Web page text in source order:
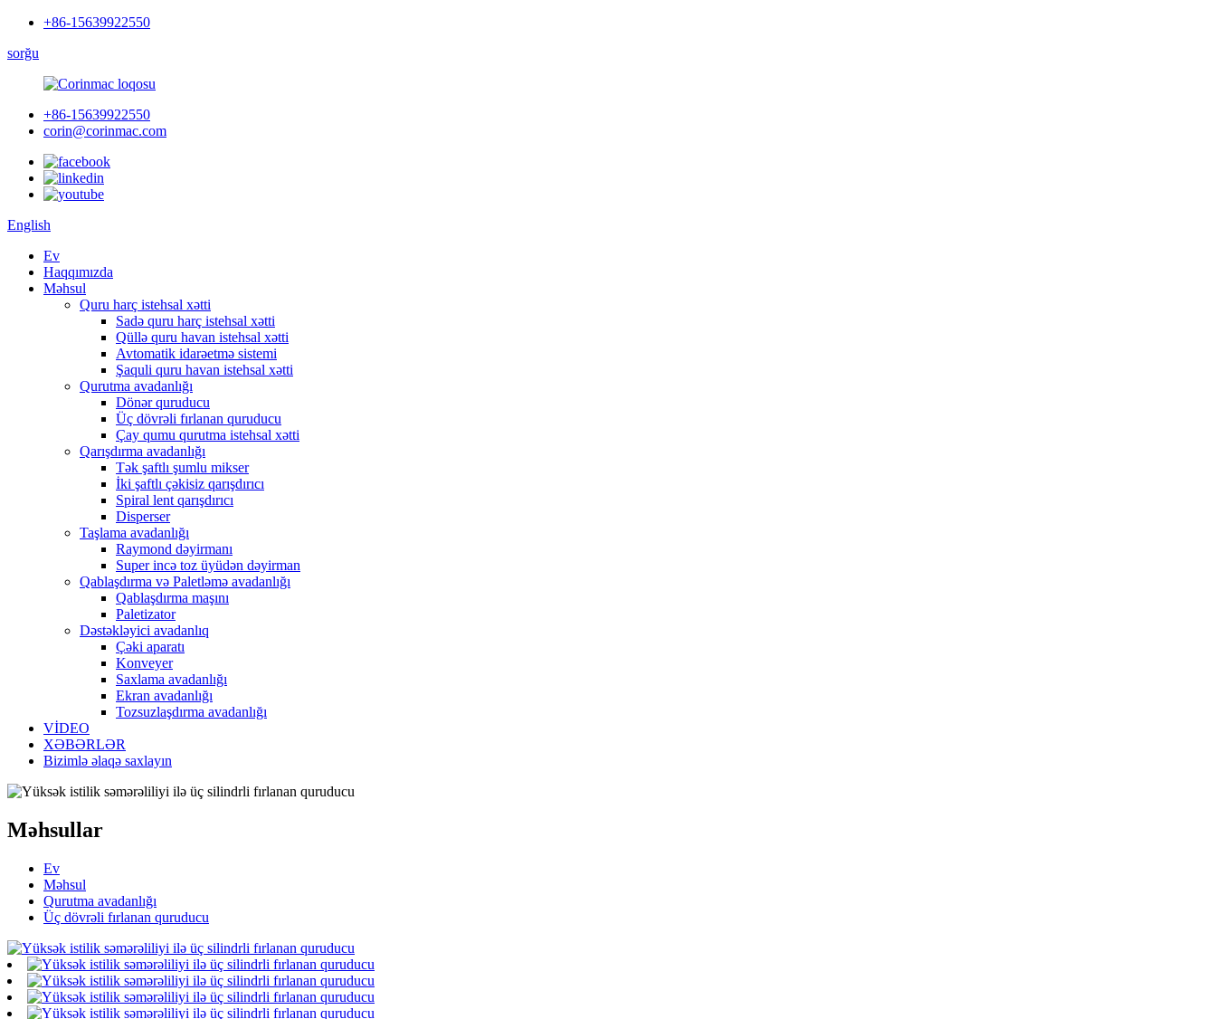
+86-15639922550
sorğu
+86-15639922550
corin@corinmac.com
English
Ev
Haqqımızda
Məhsul
Quru harç istehsal xətti
Sadə quru harç istehsal xətti
Qüllə quru havan istehsal xətti
Avtomatik idarəetmə sistemi
Şaquli quru havan istehsal xətti
Qurutma avadanlığı
Dönər quruducu
Üç dövrəli fırlanan quruducu
Çay qumu qurutma istehsal xətti
Qarışdırma avadanlığı
Tək şaftlı şumlu mikser
İki şaftlı çəkisiz qarışdırıcı
Spiral lent qarışdırıcı
Disperser
Taşlama avadanlığı
Raymond dəyirmanı
Super incə toz üyüdən dəyirman
Qablaşdırma və Paletləmə avadanlığı
Qablaşdırma maşını
Paletizator
Dəstəkləyici avadanlıq
Çəki aparatı
Konveyer
Saxlama avadanlığı
Ekran avadanlığı
Tozsuzlaşdırma avadanlığı
VİDEO
XƏBƏRLƏR
Bizimlə əlaqə saxlayın
Məhsullar
Ev
Məhsul
Qurutma avadanlığı
Üç dövrəli fırlanan quruducu